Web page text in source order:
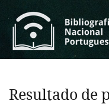
Resultado de